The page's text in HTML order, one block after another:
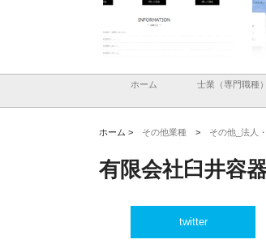
株式会社メタルエースの企業サ
イトが提供する充実した情報内
株式会社ＣＳ
ホーム 士業（専門職種）
ホーム > その他業種 > その他_法人
有限会社臼井容
twitter